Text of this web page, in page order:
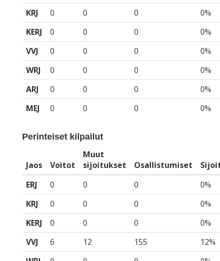
KRJ
0 0 0
0%
KERJ
0 0 0
0%
VVJ
0 0 0
0%
WRJ
0 0 0
0%
ARJ
0 0 0
0%
MEJ
0 0 0 0%
Perinteiset kilpailut
Jaos Voitot
Muut
sijoitukset
Osallistumiset
ERJ
0 0 0
0%
KRJ
0 0 0
0%
KERJ
0 0 0
0%
VVJ
6 12 155
12%